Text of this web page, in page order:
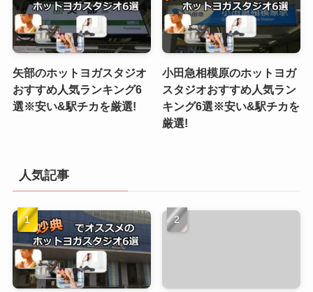
矢部のホットヨガスタジオ
おすすめ人気ランキング6
選※安い&駅チカを厳選!
小田急相模原のホットヨガ
スタジオおすすめ人気ラン
キング6選※安い&駅チカを
厳選!
人気記事